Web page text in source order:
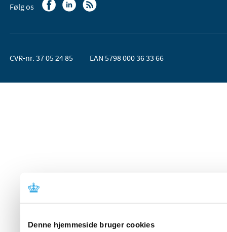
Denne hjemmeside bruger cookies
Følg os
CVR-nr. 37 05 24 85 EAN 5798 000 36 33 66